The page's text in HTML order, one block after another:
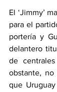
El ‘Jimmy’
para el
portería y
delantero
de
obstante, no
que